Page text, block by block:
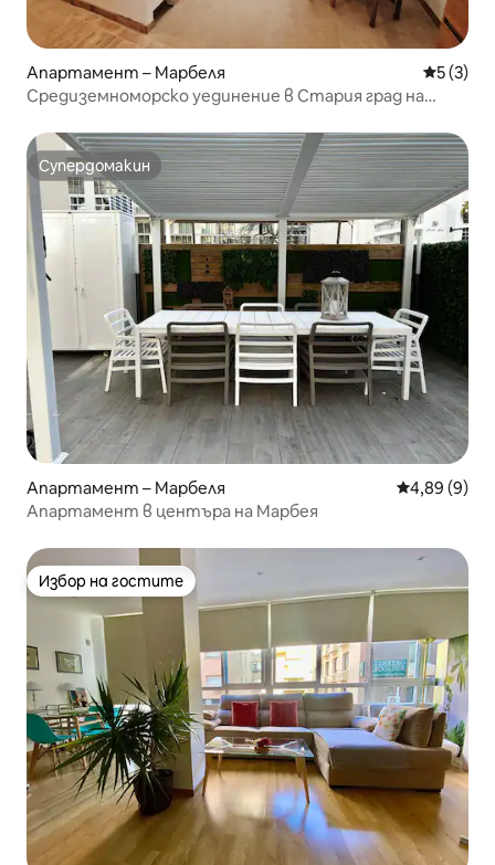
Апартамент – Марбеля Средна
5 (3)
Средиземноморско уединение в Стария град на
Супердомакин
Супердомакин
Апартамент – Марбеля Средна
4,89 (9)
Апартамент в центъра на Марбея
Избор на гостите
Избор на гостите